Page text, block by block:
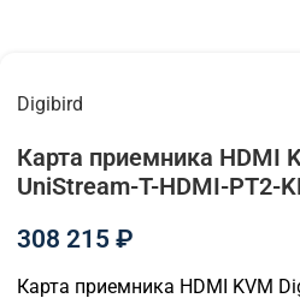
Digibird
Карта приемника HDMI
UniStream-T-HDMI-PT2-
308 215 ₽
Карта приемника HDMI KVM